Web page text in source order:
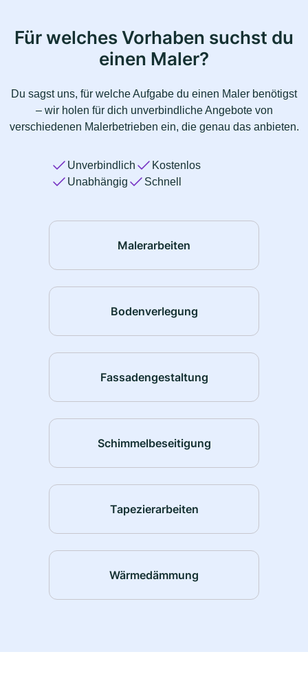
Für welches Vorhaben suchst du
einen Maler?
Du sagst uns, für welche Aufgabe du einen Maler benötigst
– wir holen für dich unverbindliche Angebote von
verschiedenen Malerbetrieben ein, die genau das anbieten.
Unverbindlich
Kostenlos
Unabhängig
Schnell
Malerarbeiten
Bodenverlegung
Fassadengestaltung
Schimmelbeseitigung
Tapezierarbeiten
Wärmedämmung